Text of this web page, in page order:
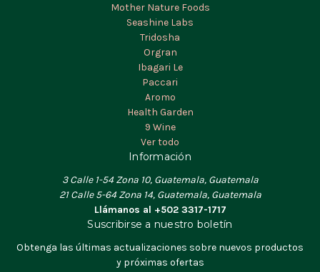
Mother Nature Foods
Seashine Labs
Tridosha
Orgran
Ibagari Le
Paccari
Aromo
Health Garden
9 Wine
Ver todo
Información
3 Calle 1-54 Zona 10, Guatemala, Guatemala
21 Calle 5-64 Zona 14, Guatemala, Guatemala
Llámanos al +502 3317-1717
Suscribirse a nuestro boletín
Obtenga las últimas actualizaciones sobre nuevos productos
y próximas ofertas